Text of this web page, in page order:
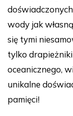
wody jak
się tymi
tylko
oceanicznego,
unikalne
pamięci!